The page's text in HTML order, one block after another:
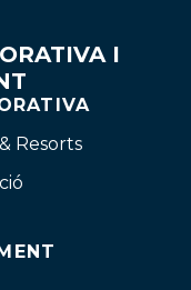
I
Resorts